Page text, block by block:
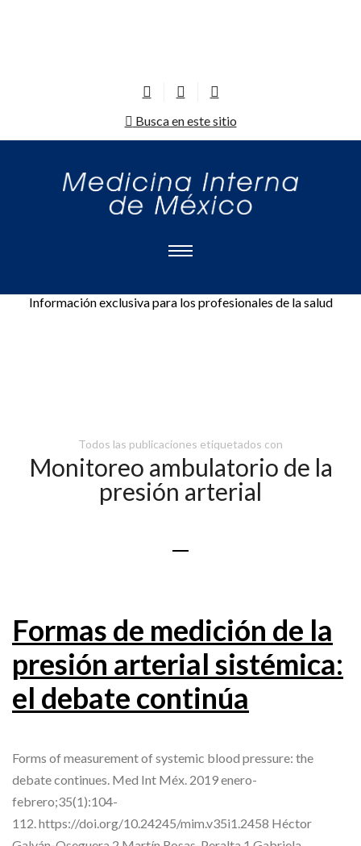
Busca en este sitio
Información exclusiva para los profesionales de la salud
Todos las publicaciones etiquetados con
Monitoreo ambulatorio de la
presión arterial
Formas de medición de la
presión arterial sistémica:
el debate continúa
Forms of measurement of systemic blood pressure: the
debate continues. Med Int Méx. 2019 enero-
febrero;35(1):104-
112. https://doi.org/10.24245/mim.v35i1.2458 Héctor